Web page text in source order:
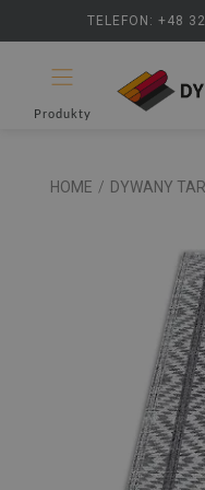
TELEFON: +48
Produkty
HOME / DYWANY